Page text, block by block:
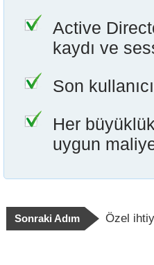
Active
kaydı ve
Son
Her
uygun
Sonraki Adım Özel